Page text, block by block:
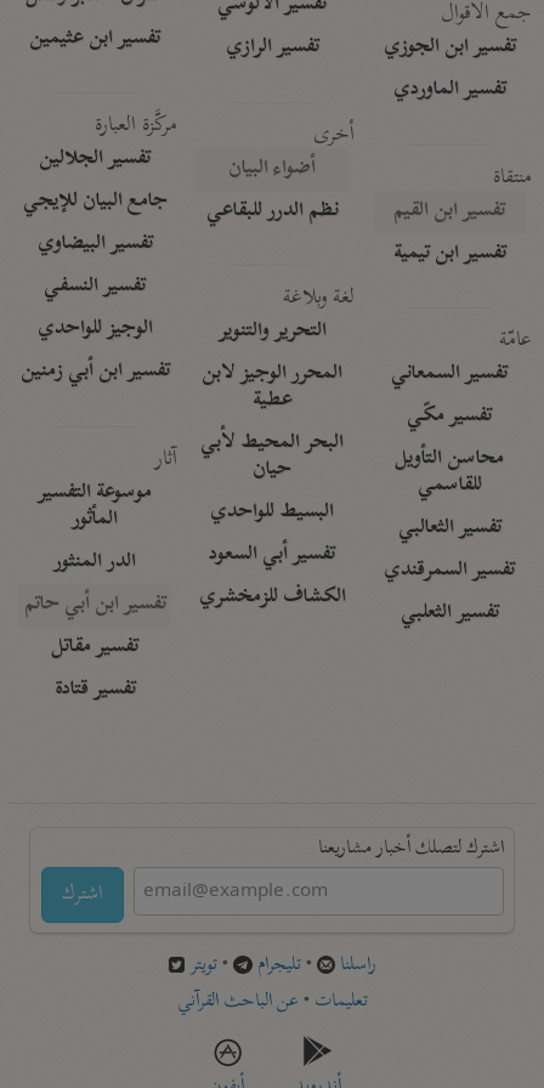
جمع الأقوال
تفسير ابن الجوزي
تفسير الماوردي
منتقاة
تفسير ابن القيم
تفسير ابن تيمية
عامّة
تفسير السمعاني
تفسير مكّي
محاسن التأويل
للقاسمي
تفسير الثعالبي
تفسير السمرقندي
تفسير الثعلبي
تفسير الرازي
أخرى
أضواء البيان
نظم الدرر للبقاعي
لغة وبلاغة
التحرير والتنوير
المحرر الوجيز لابن
عطية
البحر المحيط لأبي
حيان
البسيط للواحدي
تفسير أبي السعود
الكشاف للزمخشري
تفسير ابن عثيمين
مركَّزة العبارة
تفسير الجلالين
جامع البيان للإيجي
تفسير البيضاوي
تفسير النسفي
الوجيز للواحدي
تفسير ابن أبي زمنين
آثار
موسوعة التفسير
المأثور
الدر المنثور
تفسير ابن أبي حاتم
تفسير مقاتل
تفسير قتادة
اشترك لتصلك أخبار مشاريعنا
اشترك
راسلنا •تليجرام •تويتر
تعليمات •عن الباحث القرآني